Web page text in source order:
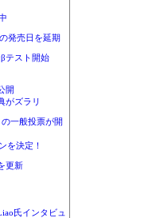
発売日を延期
テスト開始
開
がズラリ
の一般投票が開
を決定！
更新
氏インタビュ